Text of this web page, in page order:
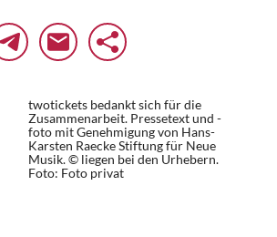
twotickets bedankt sich für die
Zusammenarbeit. Pressetext und -
foto mit Genehmigung von Hans-
Karsten Raecke Stiftung für Neue
Musik. © liegen bei den Urhebern.
Foto: Foto privat